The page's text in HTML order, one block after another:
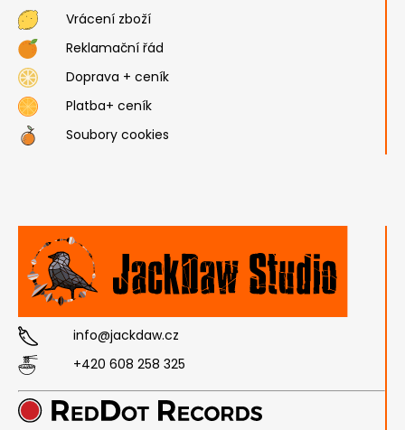
Vrácení zboží
Reklamační řád
Doprava + ceník
Platba+ ceník
Soubory cookies
info@jackdaw.cz
+420 608 258 325